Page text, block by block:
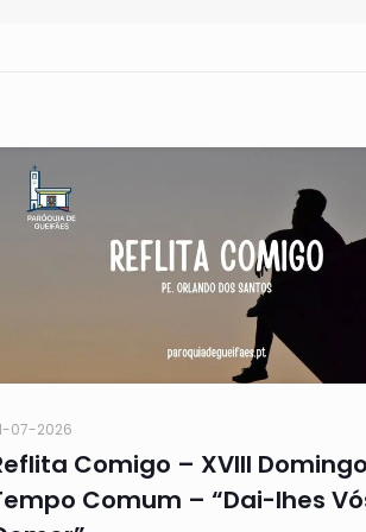
07-2026
Comigo – XVIII
Comum – “Dai-lhes